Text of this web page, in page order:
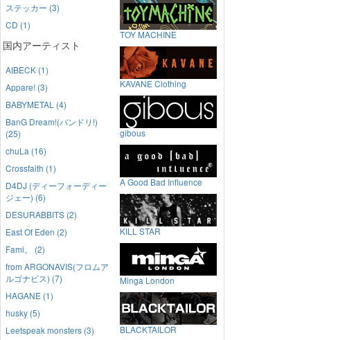
ステッカー (3)
CD (1)
国内アーティスト
AIBECK (1)
Appare! (3)
BABYMETAL (4)
BanG Dream!(バンドリ!)
(25)
chuLa (16)
Crossfaith (1)
D4DJ (ディーフォーディー
ジェー) (6)
DESURABBITS (2)
East Of Eden (2)
Fami。 (2)
from ARGONAVIS(フロムア
ルゴナビス) (7)
HAGANE (1)
husky (5)
Leetspeak monsters (3)
TOY MACHINE
KAVANE Clothing
gibous
A Good Bad Influence
KILL STAR
Minga London
BLACKTAILOR